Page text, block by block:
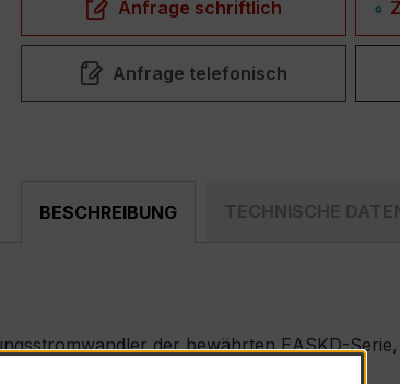
Anfrage schriftlich
Anfrage telefonisch
BESCHREIBUNG TECHNISCHE
der bewährten EASKD-
entwickelt.